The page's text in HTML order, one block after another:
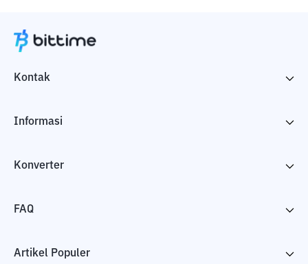
Kontak
Informasi
Konverter
FAQ
Artikel Populer